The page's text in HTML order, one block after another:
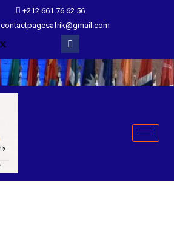
+212 661 76 62 56
contactpagesafrik@gmail.com